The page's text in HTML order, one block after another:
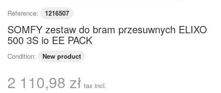
Reference: 1216507
SOMFY zestaw do bram przesuwnych ELIXO
500 3S io EE PACK
Condition: New product
2 110,98 zł tax incl.